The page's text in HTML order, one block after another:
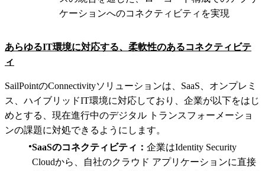
ケーションへのコネクティビティを実現
あらゆるIT環境に対応する、柔軟性のあるコネクティビテ
ィ
SailPointのConnectivityソリューションは、SaaS、オンプレミ
ス、ハイブリッドIT環境に対応しており、企業が以下をはじ
めとする、現在進行中のデジタル トランスフォーメーショ
ンの課題に対処できるようにします。
SaaSのコネクティビティ： 企業はIdentity Security
Cloudから、自社のクラウド アプリケーションに直接